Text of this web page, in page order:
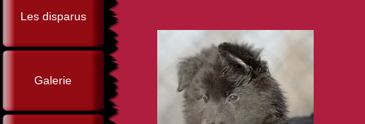
Les disparus
Galerie